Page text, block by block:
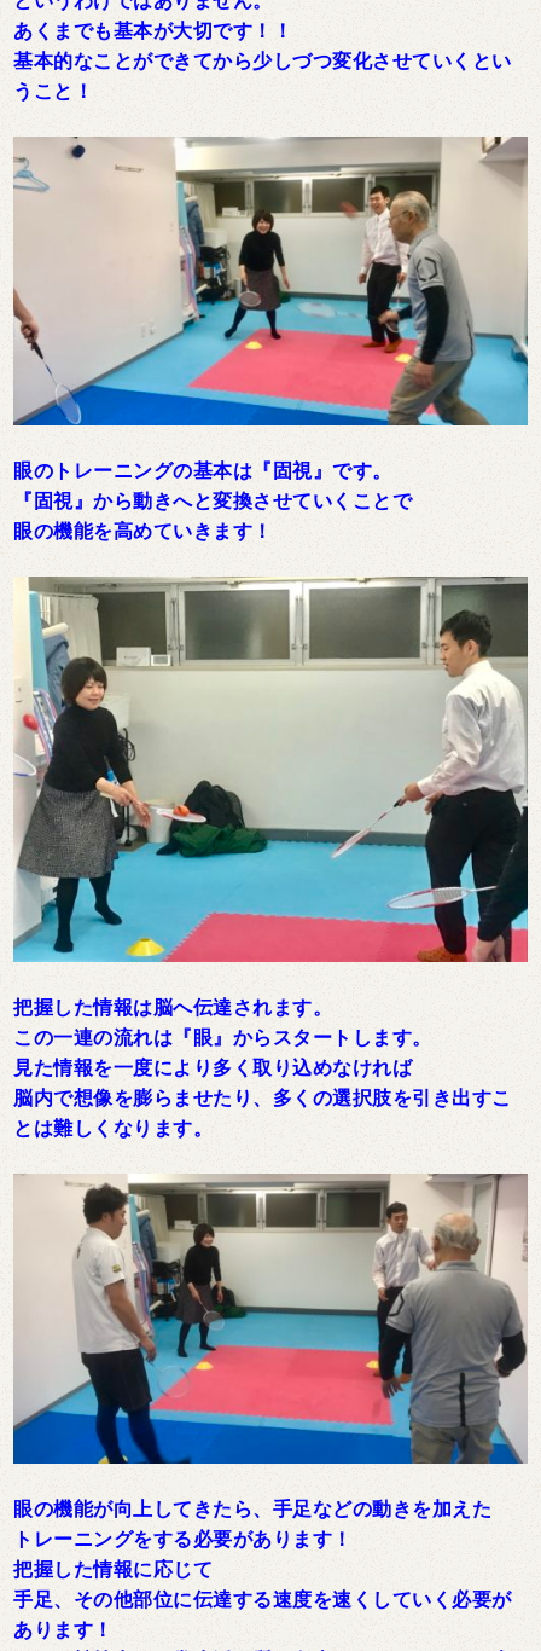
あくまでも基本が大切です！！
基本的なことができてから少しづつ変化させていくとい
うこと！
眼のトレーニングの基本は『固視』です。
『固視』から動きへと変換させていくことで
眼の機能を高めていきます！
把握した情報は脳へ伝達されます。
この一連の流れは『眼』からスタートします。
見た情報を一度により多く取り込めなければ
脳内で想像を膨らませたり、多くの選択肢を引き出すこ
とは難しくなります。
眼の機能が向上してきたら、手足などの動きを加えた
トレーニングをする必要があります！
把握した情報に応じて
手足、その他部位に伝達する速度を速くしていく必要が
あります！